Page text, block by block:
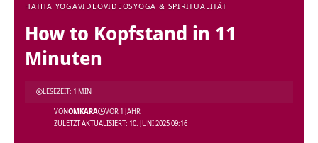
HATHA YOGAVIDEOVIDEOSYOGA & SPIRITUALITÄT
How to Kopfstand in 11
Minuten
ZULETZT AKTUALISIERT: 10. JUNI 2025 09:16
VONOMKARA VOR 1 JAHR
LESEZEIT: 1 MIN